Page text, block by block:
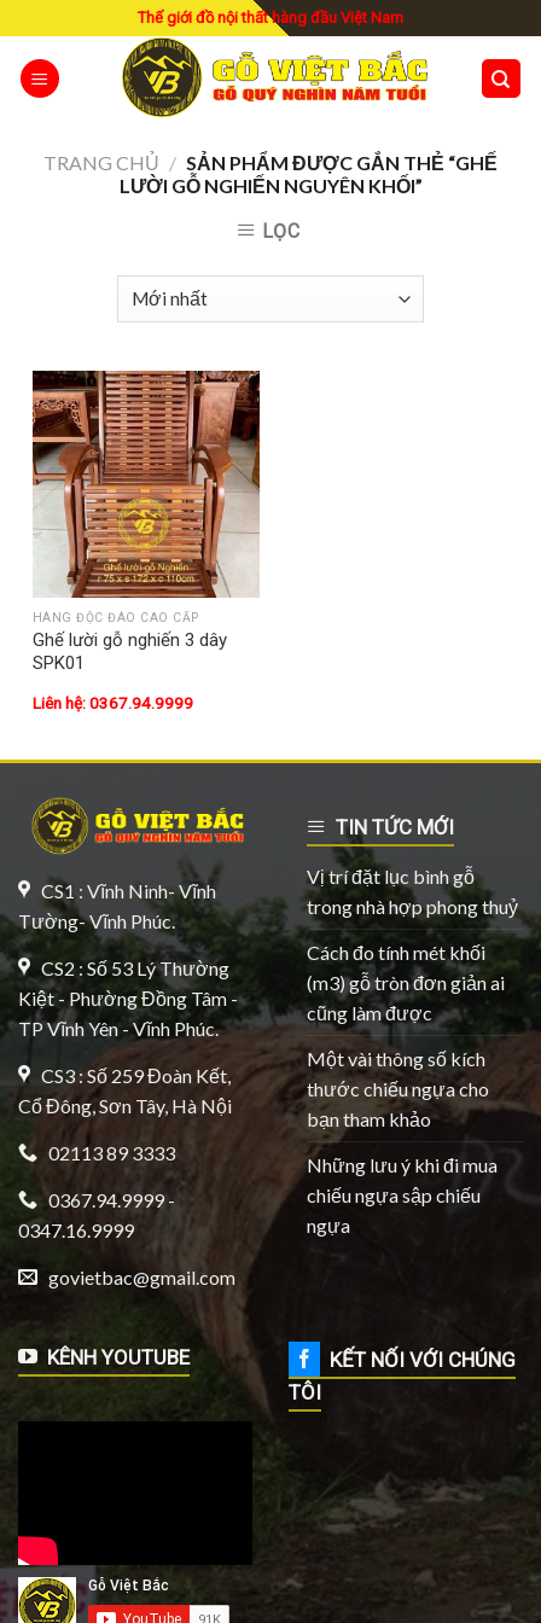
to
content
Thế giới đồ nội thất hàng đầu Việt Nam
TRANG CHỦ / SẢN PHẨM ĐƯỢC GẮN THẺ “GHẾ
LƯỜI GỖ NGHIẾN NGUYÊN KHỐI”
LỌC
HÀNG ĐỘC ĐÁO CAO CẤP
Ghế lười gỗ nghiến 3 dây
SPK01
Liên hệ: 0367.94.9999
CS1 : Vĩnh Ninh- Vĩnh
Tường- Vĩnh Phúc.
CS2 : Số 53 Lý Thường
Kiệt - Phường Đồng Tâm -
TP Vĩnh Yên - Vĩnh Phúc.
CS3 : Số 259 Đoàn Kết,
Cổ Đông, Sơn Tây, Hà Nội
02113 89 3333
0367.94.9999 -
0347.16.9999
govietbac@gmail.com
TIN TỨC MỚI
Vị trí đặt lục bình gỗ
trong nhà hợp phong thuỷ
Cách đo tính mét khối
(m3) gỗ tròn đơn giản ai
cũng làm được
Một vài thông số kích
thước chiếu ngựa cho
bạn tham khảo
Những lưu ý khi đi mua
chiếu ngựa sập chiếu
ngựa
KÊNH YOUTUBE
KẾT NỐI VỚI CHÚNG
TÔI